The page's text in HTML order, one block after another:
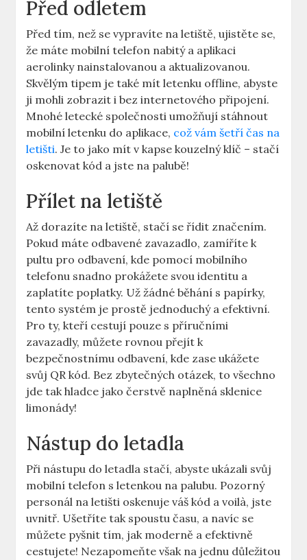
Před odletem
Před tím, než se vypravíte na letiště, ujistěte se,
že máte mobilní telefon nabitý a aplikaci
aerolinky nainstalovanou a aktualizovanou.
Skvělým tipem je také mít letenku offline, abyste
ji mohli zobrazit i bez internetového připojení.
Mnohé letecké společnosti umožňují stáhnout
mobilní letenku do aplikace, což vám šetří čas na
letišti. Je to jako mít v kapse kouzelný klíč – stačí
oskenovat kód a jste na palubě!
Přílet na letiště
Až dorazíte na letiště, stačí se řídit značením.
Pokud máte odbavené zavazadlo, zamíříte k
pultu pro odbavení, kde pomocí mobilního
telefonu snadno prokážete svou identitu a
zaplatíte poplatky. Už žádné běhání s papírky,
tento systém je prostě jednoduchý a efektivní.
Pro ty, kteří cestují pouze s příručními
zavazadly, můžete rovnou přejít k
bezpečnostnímu odbavení, kde zase ukážete
svůj QR kód. Bez zbytečných otázek, to všechno
jde tak hladce jako čerstvě naplněná sklenice
limonády!
Nástup do letadla
Při nástupu do letadla stačí, abyste ukázali svůj
mobilní telefon s letenkou na palubu. Pozorný
personál na letišti oskenuje váš kód a voilà, jste
uvnitř. Ušetříte tak spoustu času, a navíc se
můžete pyšnit tím, jak moderně a efektivně
cestujete! Nezapomeňte však na jednu důležitou